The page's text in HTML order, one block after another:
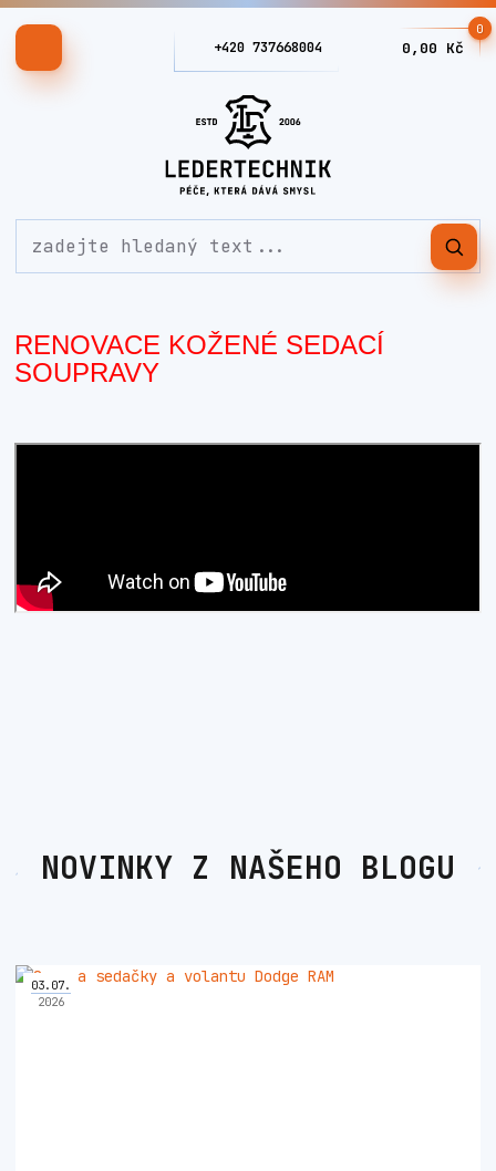
+420 737668004
0
0,00 Kč
RENOVACE KOŽENÉ SEDACÍ
SOUPRAVY
NOVINKY Z NAŠEHO BLOGU
03. 07.
2026